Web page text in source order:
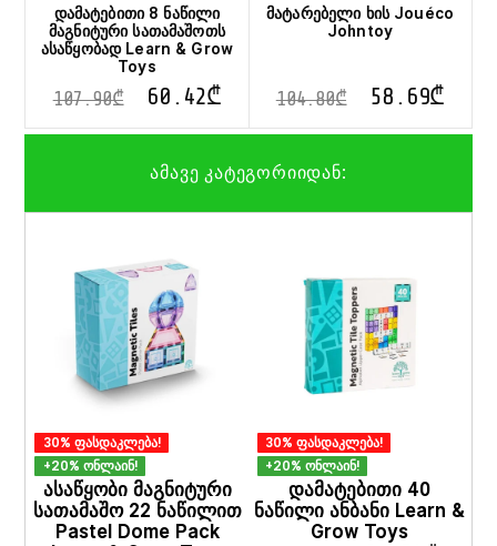
დამატებითი 8 ნაწილი
მაგნიტური სათამაშოთს
ასაწყობად Learn & Grow
Toys
107.90₾ 60.42₾
მატარებელი ხის Jouéco
Johntoy
104.80₾ 58.69₾
ამავე კატეგორიიდან:
30% ფასდაკლება!
+20% ონლაინ!
ასაწყობი მაგნიტური
სათამაშო 22 ნაწილით
Pastel Dome Pack
30% ფასდაკლება!
+20% ონლაინ!
დამატებითი 40
ნაწილი ანბანი Learn &
Grow Toys